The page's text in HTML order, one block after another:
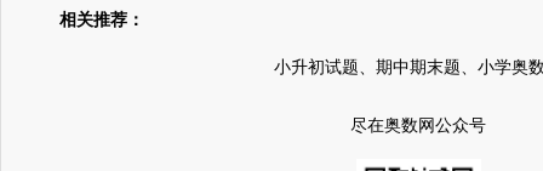
相关推荐：
小升初试题、期中期末题、小学奥
尽在奥数网公众号